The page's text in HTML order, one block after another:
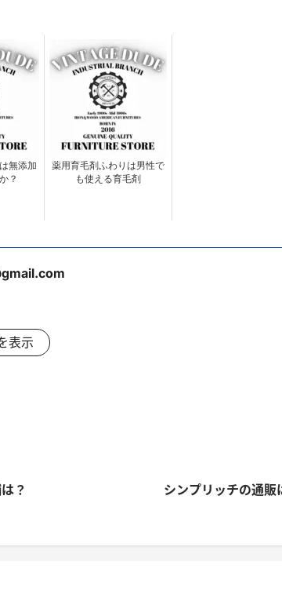
無添加
？
薬用育毛剤ふわりは男性で
も使える育毛剤
表示
？
シンプリッチの通販